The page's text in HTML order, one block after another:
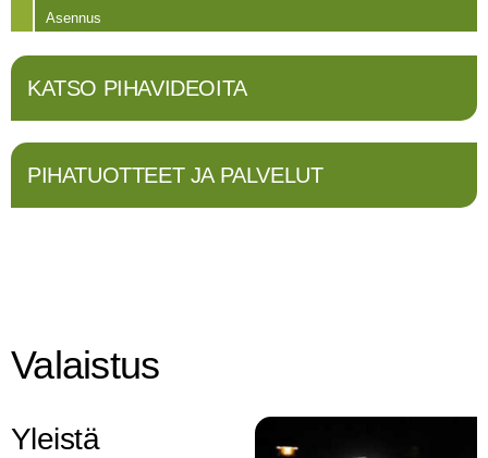
Asennus
KATSO PIHAVIDEOITA
PIHATUOTTEET JA PALVELUT
Valaistus
Yleistä